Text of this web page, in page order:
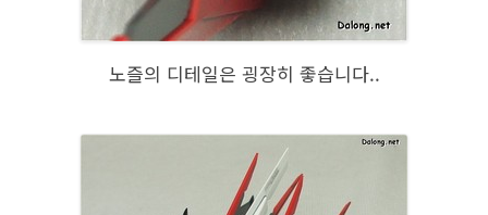
노즐의 디테일은 굉장히 좋습니다..